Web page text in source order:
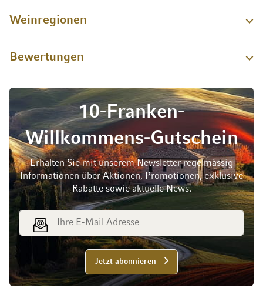
Weinregionen
Bewertungen
10-Franken-
Willkommens-Gutschein
Erhalten Sie mit unserem Newsletter regelmässig
Informationen über Aktionen, Promotionen, exklusive
Rabatte sowie aktuelle News.
E-Mail Adresse
Jetzt abonnieren